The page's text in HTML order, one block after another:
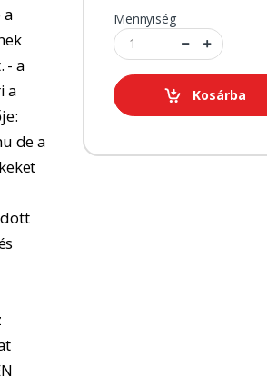
a
- a
a
de a
Mennyiség
Kosárba